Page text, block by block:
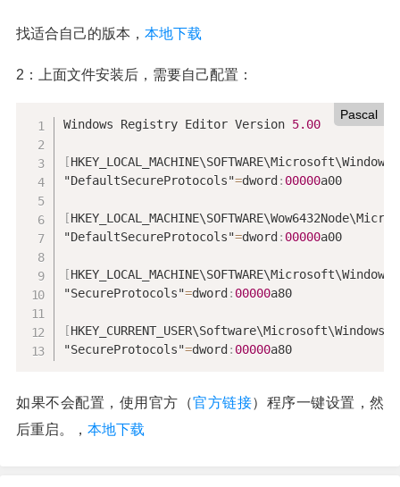
找适合自己的版本， 本地下载
2：上面文件安装后，需要自己配置：
Pascal
Windows Registry Editor Version 5.00
[
"DefaultSecureProtocols"=dword : 00000a00
[
"DefaultSecureProtocols"=dword : 00000a00
[
"SecureProtocols"=dword : 00000a80
[
"SecureProtocols"=dword : 00000a80
如果不会配置，使用官方（官方链接）程序一键设置，然
后重启。， 本地下载